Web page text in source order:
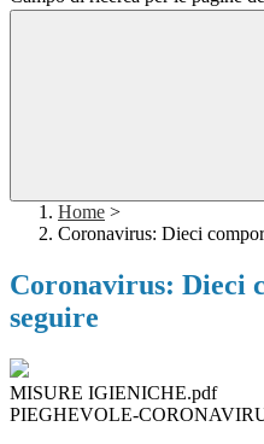
Home >
Coronavirus: Dieci
Coronavirus: Dieci
seguire
MISURE IGIENICHE.pdf
PIEGHEVOLE-